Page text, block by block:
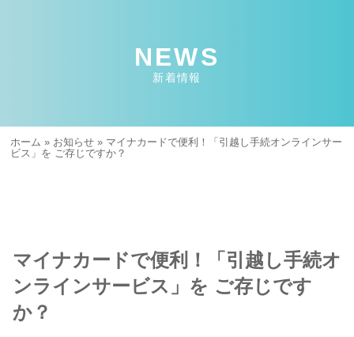
NEWS
新着情報
ホーム » お知らせ» マイナカードで便利！「引越し手続オンラインサー
ビス」を ご存じですか？
マイナカードで便利！「引越し手続オ
ンラインサービス」を ご存じです
か？